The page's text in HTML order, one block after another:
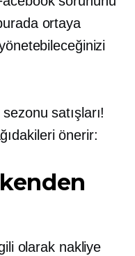
ortaya
satışları!
önerir:
olarak nakliye